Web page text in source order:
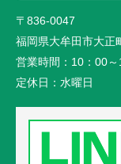
〒836-0047
福岡県大牟田市大正
営業時間： 10：00
定休日： 水曜日